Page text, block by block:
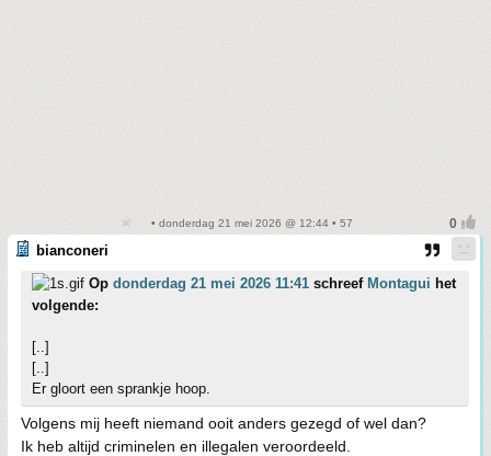
• donderdag 21 mei 2026 @ 12:44 • 57
bianconeri
Op donderdag 21 mei 2026 11:41 schreef Montagui het
volgende:
[..]
[..]
Er gloort een sprankje hoop.
Volgens mij heeft niemand ooit anders gezegd of wel dan?
Ik heb altijd criminelen en illegalen veroordeeld.